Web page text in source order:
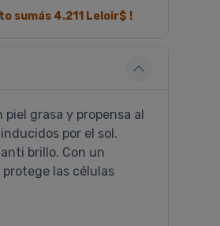
sumás 4.211 Leloir$ !
grasa y propensa al
por el sol.
brillo. Con un
las células